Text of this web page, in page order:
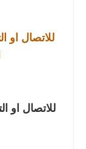
للاتصال او
للاتصال او